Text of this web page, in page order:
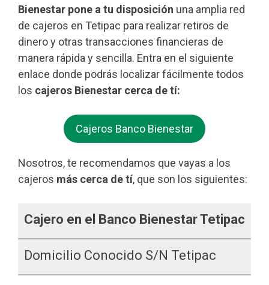
Bienestar pone a tu disposición una amplia red
de cajeros en Tetipac para realizar retiros de
dinero y otras transacciones financieras de
manera rápida y sencilla. Entra en el siguiente
enlace donde podrás localizar fácilmente todos
los cajeros Bienestar cerca de tí:
Cajeros Banco Bienestar
Nosotros, te recomendamos que vayas a los
cajeros más cerca de tí, que son los siguientes:
Cajero en el Banco Bienestar Tetipac
Domicilio Conocido S/n Tetipac